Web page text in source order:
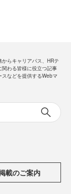
らキャリアパス、HRテ
わる皆様に役立つ記事
スなどを提供するWebマ
載のご案内